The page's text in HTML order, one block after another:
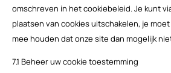
omschreven in het cookiebeleid. Je kunt
plaatsen van cookies uitschakelen, je
mee houden dat onze site dan mogelijk
7.1 Beheer uw cookie toestemming